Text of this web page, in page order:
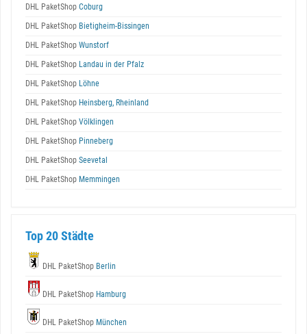
DHL PaketShop Coburg
DHL PaketShop Bietigheim-Bissingen
DHL PaketShop Wunstorf
DHL PaketShop Landau in der Pfalz
DHL PaketShop Löhne
DHL PaketShop Heinsberg, Rheinland
DHL PaketShop Völklingen
DHL PaketShop Pinneberg
DHL PaketShop Seevetal
DHL PaketShop Memmingen
Top 20 Städte
DHL PaketShop Berlin
DHL PaketShop Hamburg
DHL PaketShop München